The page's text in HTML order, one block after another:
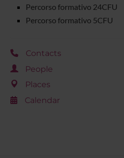
Percorso formativo 24CFU
Percorso formativo 5CFU
Contacts
People
Places
Calendar